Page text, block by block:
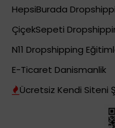
HepsiBurada
ÇiçekSepeti
N11 Dropshipping
E-Ticaret Danismanlik
Ücretsiz Kendi Siteni